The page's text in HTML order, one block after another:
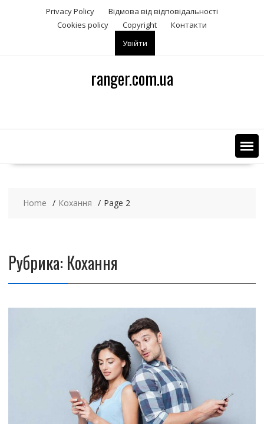
t
Privacy Policy
Відмова від відповідальності
Сookies policy
Copyright
Контакти
Увійти
ranger.com.ua
Home Кохання Page 2
Рубрика: Кохання